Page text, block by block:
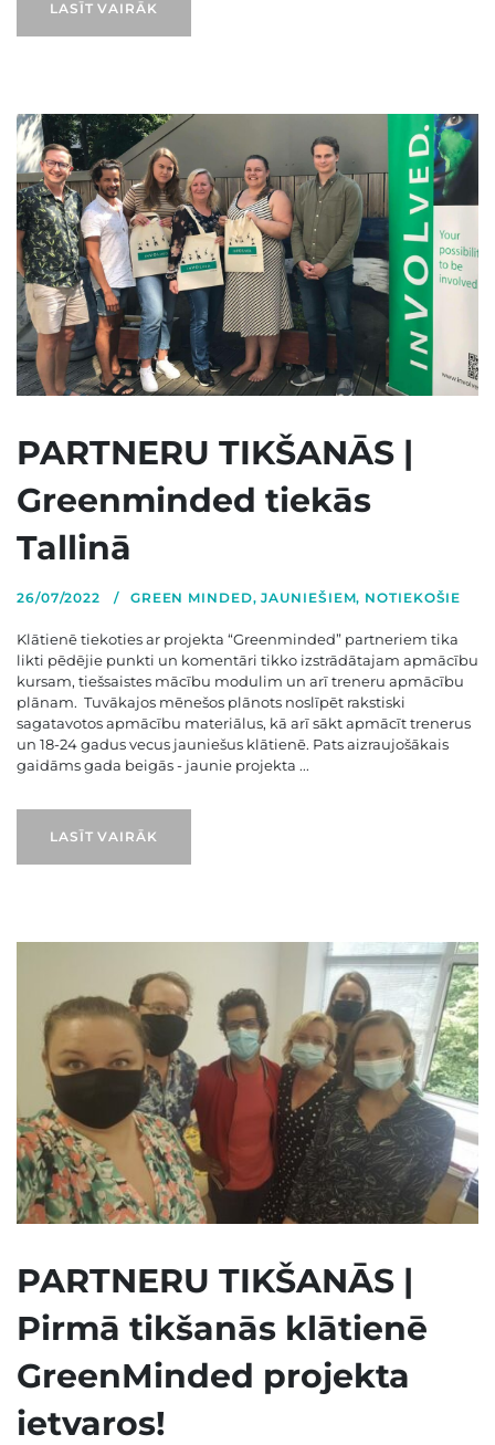
LASĪT VAIRĀK
PARTNERU TIKŠANĀS |
Greenminded tiekās
Tallinā
26/07/2022 GREEN MINDED,JAUNIEŠIEM, NOTIEKOŠIE
Klātienē tiekoties ar projekta “Greenminded” partneriem tika
likti pēdējie punkti un komentāri tikko izstrādātajam apmācību
kursam, tiešsaistes mācību modulim un arī treneru apmācību
plānam. Tuvākajos mēnešos plānots noslīpēt rakstiski
sagatavotos apmācību materiālus, kā arī sākt apmācīt trenerus
un 18-24 gadus vecus jauniešus klātienē. Pats aizraujošākais
gaidāms gada beigās - jaunie projekta ...
LASĪT VAIRĀK
PARTNERU TIKŠANĀS |
Pirmā tikšanās klātienē
GreenMinded projekta
ietvaros!